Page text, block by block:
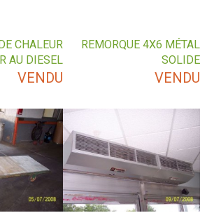
REMORQUE 4X6 MÉTAL
SOLIDE
VENDU
CHALEUR
AU DIESEL
VENDU